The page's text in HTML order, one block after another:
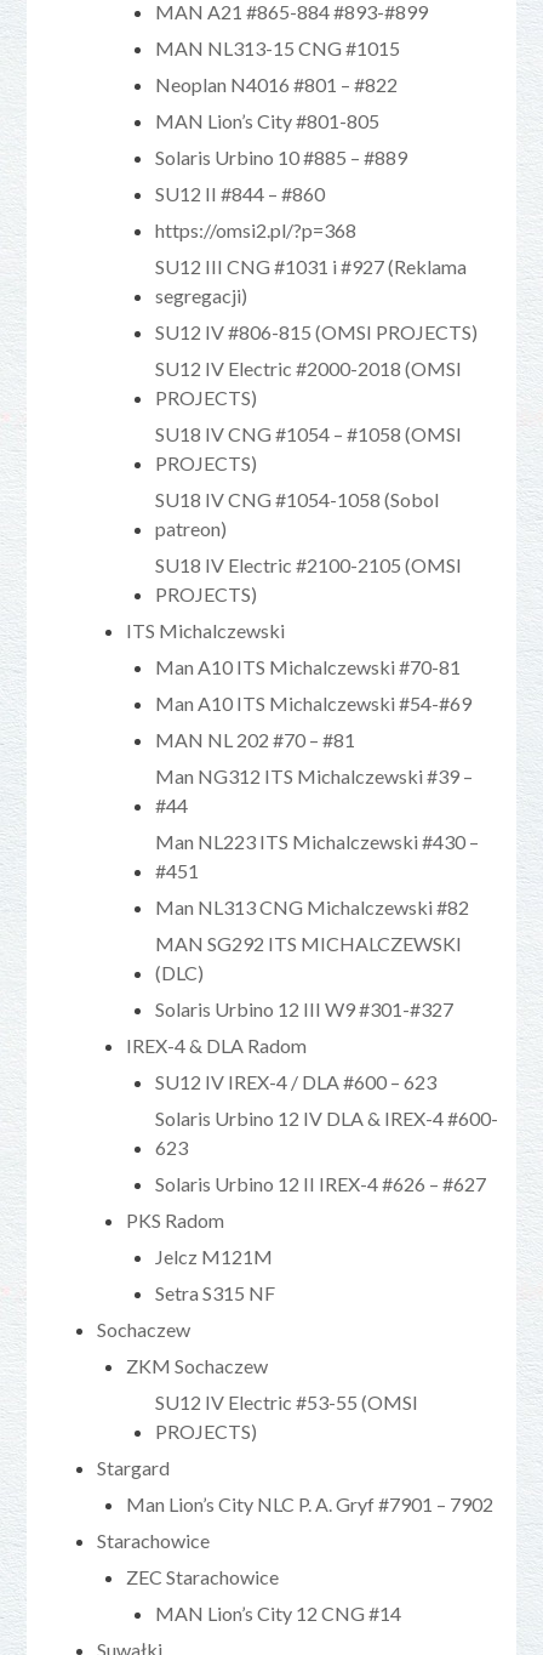
MAN A21 #865-884 #893-#899
MAN NL313-15 CNG #1015
Neoplan N4016 #801 – #822
MAN Lion’s City #801-805
Solaris Urbino 10 #885 – #889
SU12 II #844 – #860
https://omsi2.pl/?p=368
SU12 III CNG #1031 i #927 (Reklama
segregacji)
SU12 IV #806-815 (OMSI PROJECTS)
SU12 IV Electric #2000-2018 (OMSI
PROJECTS)
SU18 IV CNG #1054 – #1058 (OMSI
PROJECTS)
SU18 IV CNG #1054-1058 (Sobol
patreon)
SU18 IV Electric #2100-2105 (OMSI
PROJECTS)
ITS Michalczewski
Man A10 ITS Michalczewski #70-81
Man A10 ITS Michalczewski #54-#69
MAN NL 202 #70 – #81
Man NG312 ITS Michalczewski #39 –
#44
Man NL223 ITS Michalczewski #430 –
#451
Man NL313 CNG Michalczewski #82
MAN SG292 ITS MICHALCZEWSKI
(DLC)
Solaris Urbino 12 III W9 #301-#327
IREX-4 & DLA Radom
SU12 IV IREX-4 / DLA #600 – 623
Solaris Urbino 12 IV DLA & IREX-4 #600-
623
Solaris Urbino 12 II IREX-4 #626 – #627
PKS Radom
Jelcz M121M
Setra S315 NF
Sochaczew
ZKM Sochaczew
SU12 IV Electric #53-55 (OMSI
PROJECTS)
Stargard
Man Lion’s City NLC P. A. Gryf #7901 – 7902
Starachowice
ZEC Starachowice
MAN Lion’s City 12 CNG #14
Suwałki